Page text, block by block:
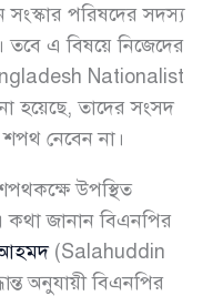
সংস্কার পরিষদের সদস্য
এ বিষয়ে নিজেদের
Nationalist
হয়েছে, তাদের সংসদ
শপথ নেবেন না।
উপস্থিত
কথা জানান বিএনপির
আহমদ(Salahuddin
অনুযায়ী বিএনপির